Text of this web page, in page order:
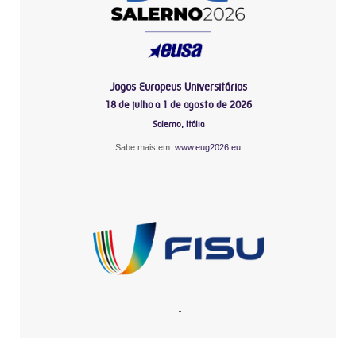
Jogos Europeus Universitários
18 de julho a 1 de agosto de 2026
Salerno, Itália
Sabe mais em: www.eug2026.eu
-
-